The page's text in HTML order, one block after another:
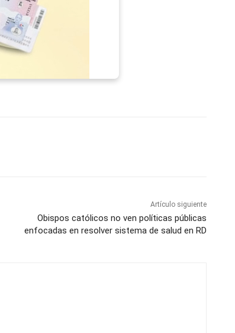
Artículo siguiente
Obispos católicos no ven políticas públicas
enfocadas en resolver sistema de salud en RD